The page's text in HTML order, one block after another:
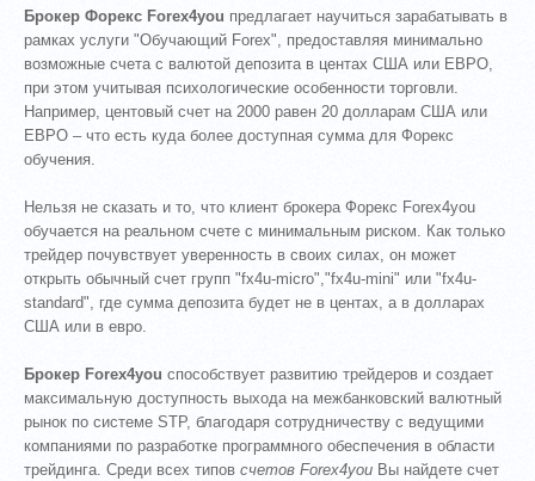
Брокер Форекс Forex4you предлагает научиться зарабатывать в
рамках услуги "Обучающий Forex", предоставляя минимально
возможные счета с валютой депозита в центах США или ЕВРО,
при этом учитывая психологические особенности торговли.
Например, центовый счет на 2000 равен 20 долларам США или
ЕВРО – что есть куда более доступная сумма для Форекс
обучения.
Нельзя не сказать и то, что клиент брокера Форекс Forex4you
обучается на реальном счете с минимальным риском. Как только
трейдер почувствует уверенность в своих силах, он может
открыть обычный счет групп "fx4u-micro","fx4u-mini" или "fx4u-
standard", где сумма депозита будет не в центах, а в долларах
США или в евро.
Брокер Forex4youспособствует развитию трейдеров и создает
максимальную доступность выхода на межбанковский валютный
рынок по системе STP, благодаря сотрудничеству с ведущими
компаниями по разработке программного обеспечения в области
трейдинга. Среди всех типовсчетов Forex4you Вы найдете счет